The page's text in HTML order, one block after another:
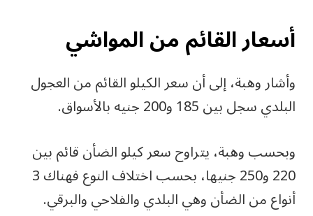
أسعار القائم من المواشي
وأشار وهبة، إلى أن سعر الكيلو القائم من العجول
البلدي سجل بين 185 و200 جنيه بالأسواق.
وبحسب وهبة، يتراوح سعر كيلو الضأن قائم بين
220 و250 جنيها، بحسب اختلاف النوع فهناك 3
أنواع من الضأن وهي البلدي والفلاحي والبرقي.